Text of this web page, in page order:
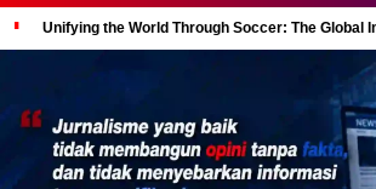
Unifying the World Through Soccer: The Global